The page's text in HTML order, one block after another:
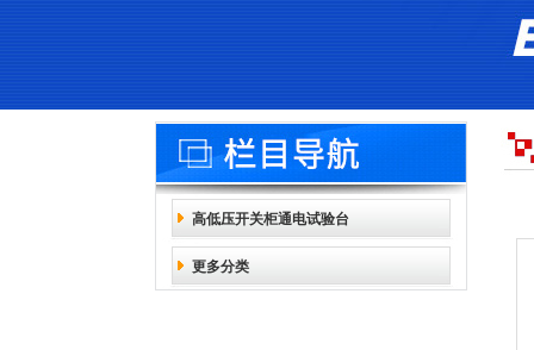
高低压开关柜通电试验台
更多分类